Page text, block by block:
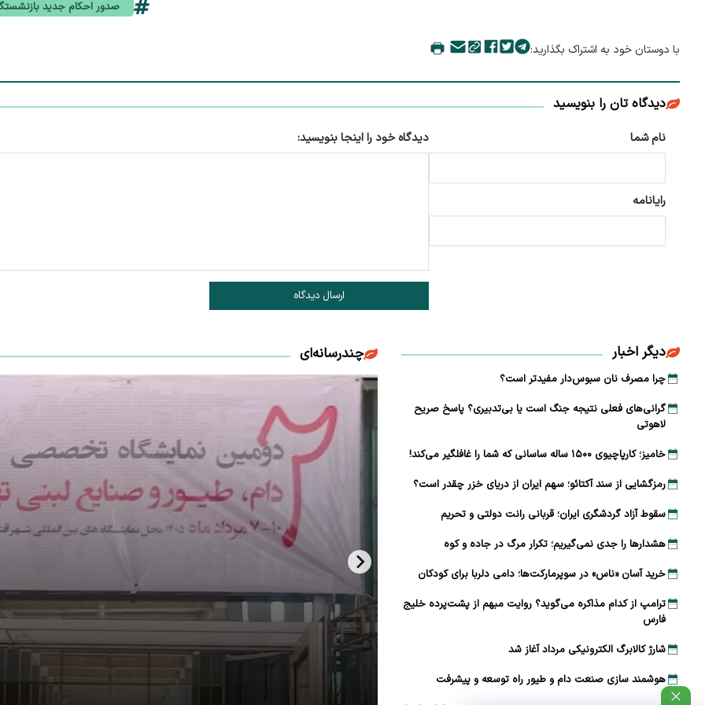
صدور احکام جدید
با دوستان خود به اشتراک بگذارید:
دیدگاه تان را بنویسید
نام شما
رایانامه
دیدگاه خود را اینجا بنویسید:
ارسال دیدگاه
دیگر اخبار
چرا مصرف نان سبوس‌دار مفیدتر است؟
گرانی‌های فعلی نتیجه جنگ است یا بی‌تدبیری؟ پاسخ صریح
لاهوتی
خامیز؛ کارپاچیوی ۱۵۰۰ ساله ساسانی که شما را غافلگیر می‌کند!
رمزگشایی از سند آکتائو؛ سهم ایران از دریای خزر چقدر است؟
سقوط آزاد گردشگری ایران؛ قربانی رانت دولتی و تحریم
هشدارها را جدی نمی‌گیریم؛ تکرار مرگ در جاده و کوه
خرید آسان «ناس» در سوپرمارکت‌ها؛ دامی دلربا برای کودکان
ترامپ از کدام مذاکره می‌گوید؟ روایت مبهم از پشت‌پرده خلیج
فارس
شارژ کالابرگ الکترونیکی مرداد آغاز شد
هوشمند سازی صنعت دام و طیور راه توسعه و پیشرفت
چندرسانه‌ای